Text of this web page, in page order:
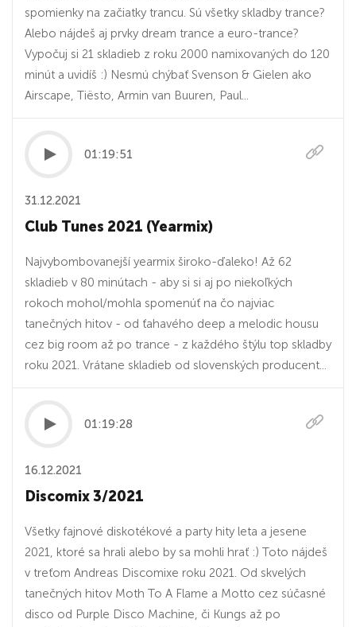
spomienky na začiatky trancu. Sú všetky skladby trance?
Alebo nájdeš aj prvky dream trance a euro-trance?
Vypočuj si 21 skladieb z roku 2000 namixovaných do 120
minút a uvidíš :) Nesmú chýbať Svenson & Gielen ako
Airscape, Tiësto, Armin van Buuren, Paul...
01:19:51
31.12.2021
Club Tunes 2021 (Yearmix)
Najvybombovanejší yearmix široko-ďaleko! Až 62
skladieb v 80 minútach - aby si si aj po niekoľkých
rokoch mohol/mohla spomenúť na čo najviac
tanečných hitov - od ťahavého deep a melodic housu
cez big room až po trance - z každého štýlu top skladby
roku 2021. Vrátane skladieb od slovenských producent...
01:19:28
16.12.2021
Discomix 3/2021
Všetky fajnové diskotékové a party hity leta a jesene
2021, ktoré sa hrali alebo by sa mohli hrať :) Toto nájdeš
v treťom Andreas Discomixe roku 2021. Od skvelých
tanečných hitov Moth To A Flame a Motto cez súčasné
disco od Purple Disco Machine, či Kungs až po